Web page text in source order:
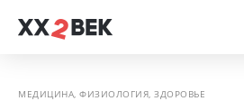
МЕДИЦИНА, ФИЗИОЛОГИЯ, ЗДОРОВЬЕ